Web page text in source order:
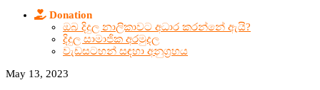
Donation
ඔබ දිදුල නාලිකාවට අධාර කරන්නේ ඇයි?
දිදුල සාමාජික අරමුදල
වැඩසටහන් සඳහා අනුග්‍රහය
May 13, 2023